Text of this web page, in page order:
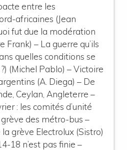
entre les
africaines (Jean
fut due la modération
Frank) – La guerre qu’ils
quelles conditions se
(Michel Pablo) – Victoire
(A. Diega) – De
Ceylan, Angleterre –
: les comités d’unité
grève des métro-bus –
la grève Electrolux (Sistro)
18 n’est pas finie –